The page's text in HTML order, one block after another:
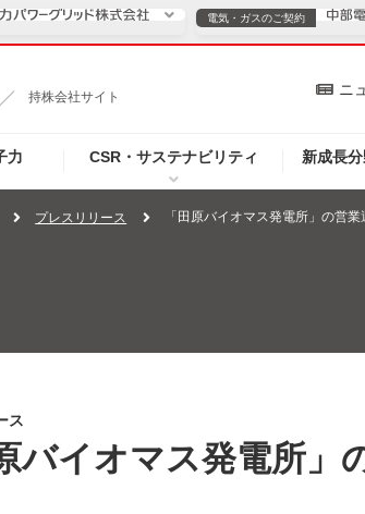
持株会社サイト
力 CSR・サステナビリティ 新成長
ニ
ご案内
電気・ガスのご契約
電気・ガスのご契約
個人のお客さま
プレスリリース 「田原バイオマス発電所」の営
ス
バイオマス発電所」